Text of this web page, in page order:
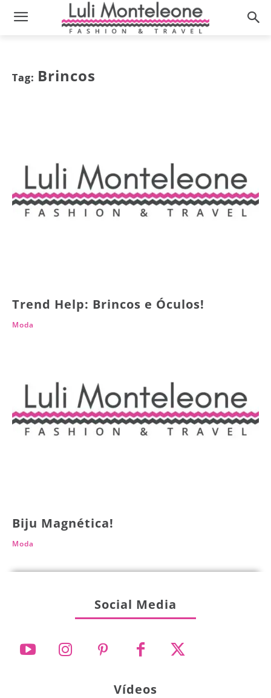
Tag: Brincos
Trend Help: Brincos e Óculos!
Moda
Biju Magnética!
Moda
Social Media
Vídeos